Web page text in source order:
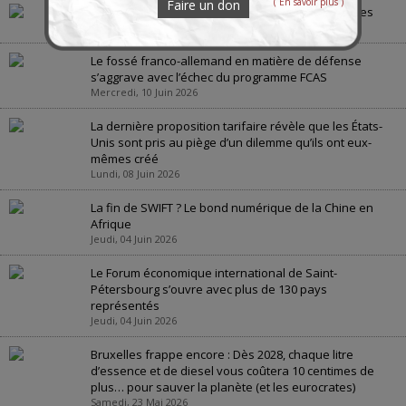
Évian 2026 : le banquet des puissances déclinantes
Lundi, 15 Juin 2026
Le fossé franco-allemand en matière de défense
s’aggrave avec l’échec du programme FCAS
Mercredi, 10 Juin 2026
La dernière proposition tarifaire révèle que les États-
Unis sont pris au piège d’un dilemme qu’ils ont eux-
mêmes créé
Lundi, 08 Juin 2026
La fin de SWIFT ? Le bond numérique de la Chine en
Afrique
Jeudi, 04 Juin 2026
Le Forum économique international de Saint-
Pétersbourg s’ouvre avec plus de 130 pays
représentés
Jeudi, 04 Juin 2026
Bruxelles frappe encore : Dès 2028, chaque litre
d’essence et de diesel vous coûtera 10 centimes de
plus… pour sauver la planète (et les eurocrates)
Samedi, 23 Mai 2026
Faire un don